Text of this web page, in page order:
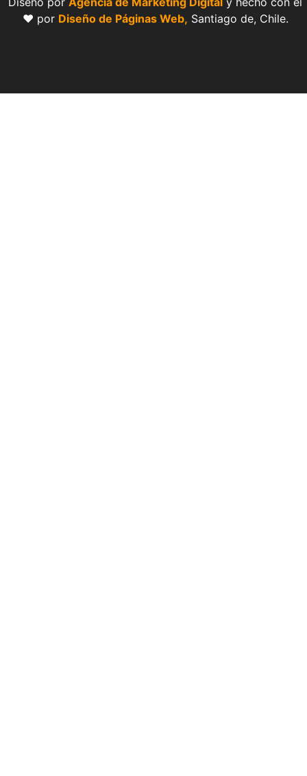
❤️ por Diseño de Páginas Web, Santiago de, Chile.